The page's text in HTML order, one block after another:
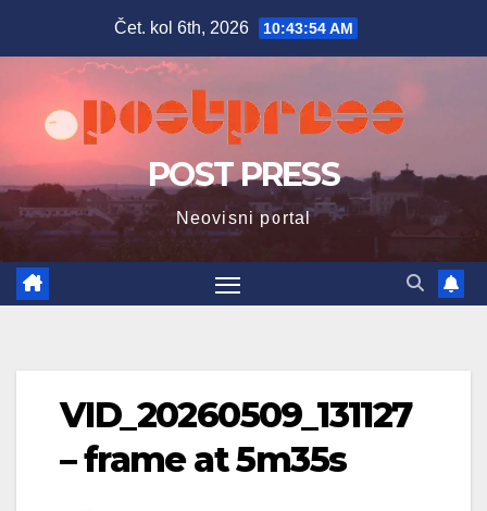
Čet. kol 6th, 2026 10:43:55 AM
POST PRESS
Neovisni portal
VID_20260509_131127
– frame at 5m35s